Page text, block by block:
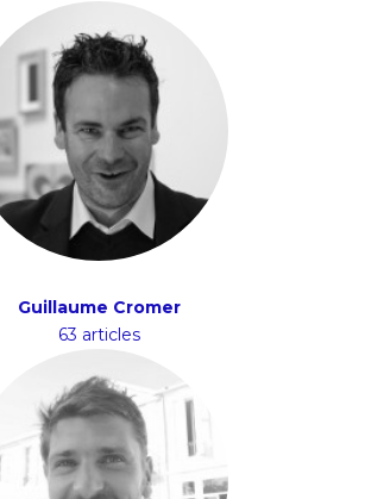
Guillaume Cromer
63 articles